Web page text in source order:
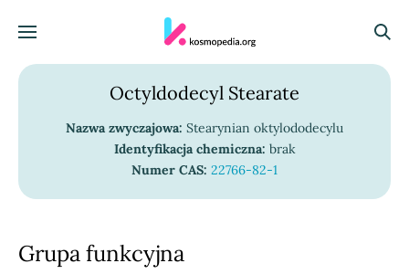
Menu
Octyldodecyl Stearate
Nazwa zwyczajowa: Stearynian oktylododecylu
Identyfikacja chemiczna: brak
Numer CAS: 22766-82-1
Grupa funkcyjna